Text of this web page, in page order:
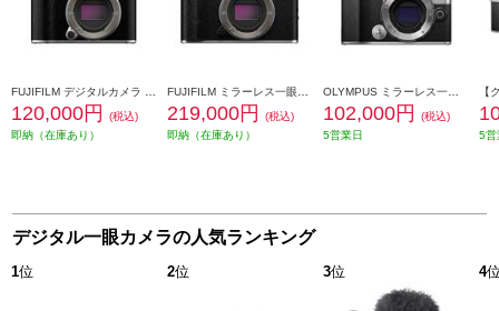
120,000円
(税込)
即納（在庫あり）
219,000円
(税込)
即納（在庫あり）
102,000円
(税込)
5営業日
5営
デジタル一眼カメラの人気ランキング
1位 2位 3位 4